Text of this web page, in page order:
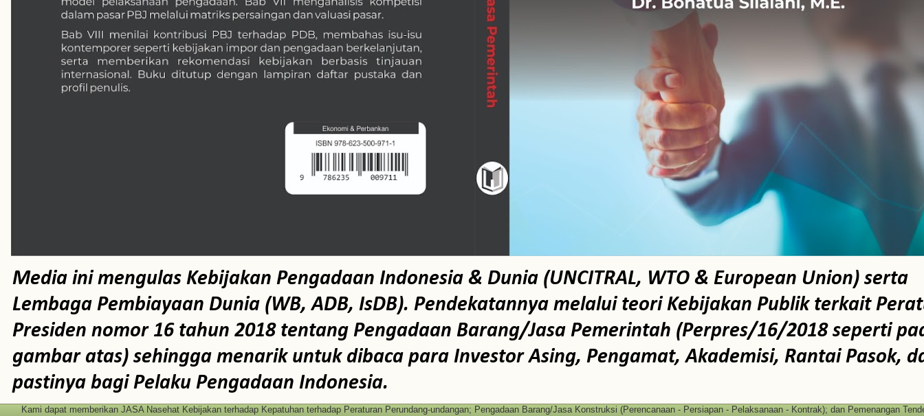
Media ini mengulas Kebijakan Pengadaan Indonesia & Dunia (UNCITRAL, WTO & European Union) serta
Lembaga Pembiayaan Dunia (WB, ADB, IsDB). Pendekatannya melalui teori Kebijakan Publik terkait
Presiden nomor 16 tahun 2018 tentang Pengadaan Barang/Jasa Pemerintah (Perpres/16/2018 seperti
gambar atas) sehingga menarik untuk dibaca para Investor Asing, Pengamat, Akademisi, Rantai Pasok,
pastinya bagi Pelaku Pengadaan Indonesia.
Kami dapat memberikan JASA Nasehat Kebijakan terhadap Kepatuhan terhadap Peraturan Perundang-undangan; Pengadaan Barang/Jasa Konstruksi (Perencanaan - Persiapan - Pelaksanaan - Kontrak); dan Pemenangan